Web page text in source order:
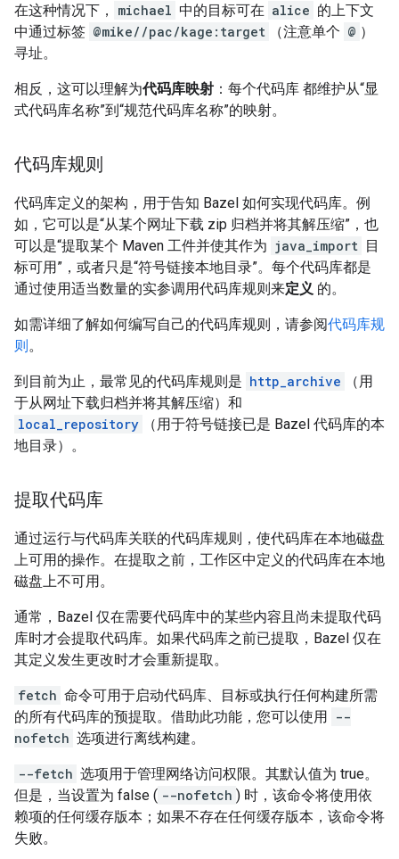
在这种情况下，
michael 中的目标可在 alice 的上下文
中通过标签 @mike//pac/kage:target （注意单个 @ ）
寻址。
相反，这可以理解为代码库映射 ：每个代码库 都维护从“显
式代码库名称”到“规范代码库名称”的映射。
代码库规则
代码库定义的架构，用于告知 Bazel 如何实现代码库。例
如，它可以是“从某个网址下载 zip 归档并将其解压缩”，也
可以是“提取某个 Maven 工件并使其作为 java_import 目
标可用”，或者只是“符号链接本地目录”。每个代码库都是
通过使用适当数量的实参调用代码库规则来定义 的。
如需详细了解如何编写自己的代码库规则，请参阅代码库规
则。
到目前为止，最常见的代码库规则是 http_archive
（用
于从网址下载归档并将其解压缩）和
local_repository
（用于符号链接已是 Bazel 代码库的本
地目录）。
提取代码库
通过运行与代码库关联的代码库规则，使代码库在本地磁盘
上可用的操作。在提取之前，工作区中定义的代码库在本地
磁盘上不可用。
通常，Bazel 仅在需要代码库中的某些内容且尚未提取代码
库时才会提取代码库。如果代码库之前已提取，Bazel 仅在
其定义发生更改时才会重新提取。
fetch 命令可用于启动代码库、目标或执行任何构建所需
的所有代码库的预提取。借助此功能，您可以使用 --
nofetch 选项进行离线构建。
--fetch 选项用于管理网络访问权限。其默认值为 true。
但是，当设置为 false ( --nofetch ) 时，该命令将使用依
赖项的任何缓存版本；如果不存在任何缓存版本，该命令将
失败。